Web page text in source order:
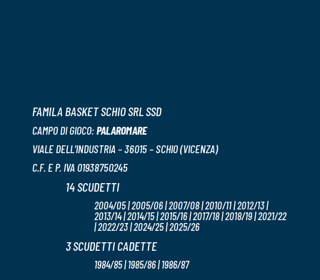
FAMILA BASKET SCHIO SRL SSD
CAMPO DI GIOCO:PALAROMARE
VIALE DELL’INDUSTRIA – 36015 – SCHIO (VICENZA)
C.F. E P. IVA 01938750245
14 SCUDETTI
2004/05 | 2005/06 | 2007/08 | 2010/11 | 2012/13 |
2013/14 | 2014/15 | 2015/16 | 2017/18 | 2018/19 | 2021/22
| 2022/23 | 2024/25 | 2025/26
3 SCUDETTI CADETTE
1984/85 | 1985/86 | 1986/87